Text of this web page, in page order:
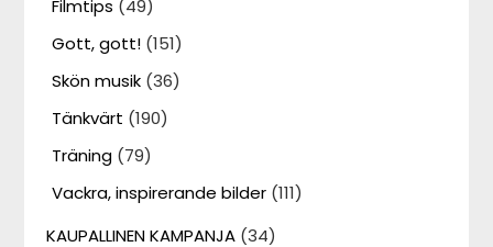
Filmtips (49)
Gott, gott! (151)
Skön musik (36)
Tänkvärt (190)
Träning (79)
Vackra, inspirerande bilder (111)
KAUPALLINEN KAMPANJA (34)